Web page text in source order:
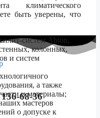
68-36
климатического
быть уверены, что
систем Abion,
колонных,
и систем
а также
и материалы;
мастеров
о допуске к